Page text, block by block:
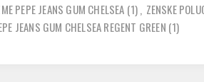
PEPE JEANS GUM CHELSEA (1), ZENSKE
JEANS GUM CHELSEA REGENT GREEN (1)